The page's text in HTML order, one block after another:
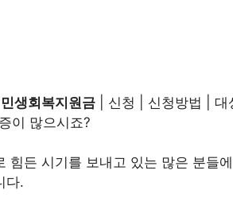
생회복지원금 | 신청 | 신청방법 |
이 많으시죠?
힘든 시기를 보내고 있는 많은 분들
다.